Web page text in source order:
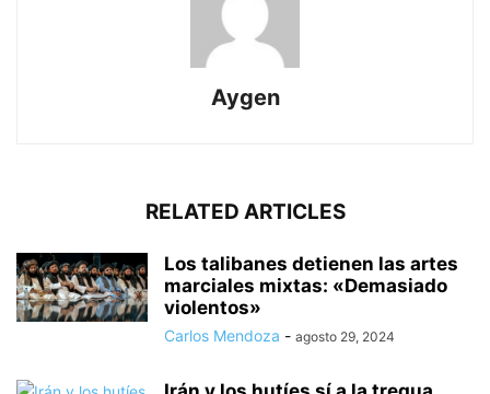
Aygen
RELATED ARTICLES
Los talibanes detienen las artes
marciales mixtas: «Demasiado
violentos»
Carlos Mendoza - agosto 29, 2024